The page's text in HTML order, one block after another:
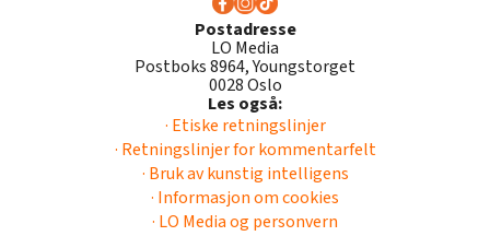
Postadresse
LO Media
Postboks 8964, Youngstorget
0028 Oslo
Les også:
· Etiske retningslinjer
· Retningslinjer for kommentarfelt
· Bruk av kunstig intelligens
· Informasjon om cookies
· LO Media og personvern